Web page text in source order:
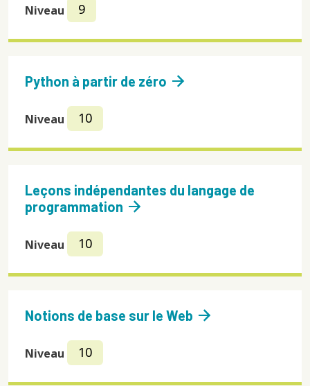
Niveau 9
Python à partir de zéro arrow_forward
Niveau 10
Leçons indépendantes du langage de
programmation arrow_forward
Niveau 10
Notions de base sur le Web arrow_forward
Niveau 10